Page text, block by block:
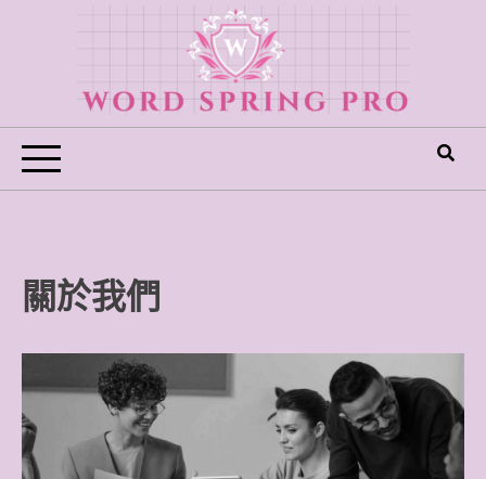
Word Spring Pro
關於我們